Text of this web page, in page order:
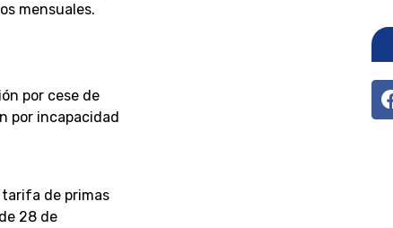
mensuales.
por cese de
por incapacidad
de primas
28 de